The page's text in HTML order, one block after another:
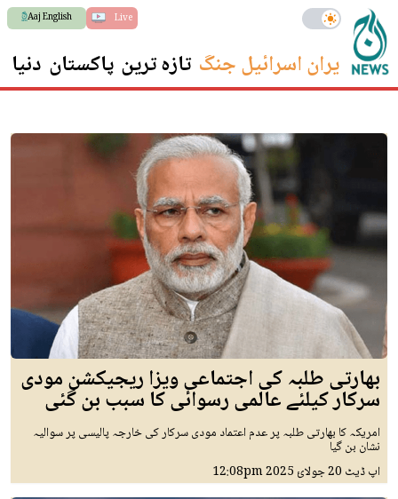
Live
Aaj English
ایران اسرائیل جنگ تازہ ترین پاکستان دنیا
بھارتی طلبہ کی اجتماعی ویزا ریجیکشن مودی
سرکار کیلئے عالمی رسوائی کا سبب بن گئی
امریکہ کا بھارتی طلبہ پر عدم اعتماد مودی سرکار کی خارجہ پالیسی پر سوالیہ
نشان بن گیا
اپ ڈیٹ 20 جولائ 2025 12:08pm